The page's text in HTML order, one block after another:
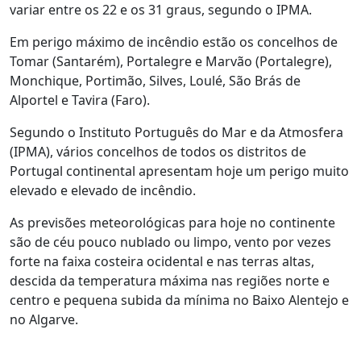
variar entre os 22 e os 31 graus, segundo o IPMA.
Em perigo máximo de incêndio estão os concelhos de
Tomar (Santarém), Portalegre e Marvão (Portalegre),
Monchique, Portimão, Silves, Loulé, São Brás de
Alportel e Tavira (Faro).
Segundo o Instituto Português do Mar e da Atmosfera
(IPMA), vários concelhos de todos os distritos de
Portugal continental apresentam hoje um perigo muito
elevado e elevado de incêndio.
As previsões meteorológicas para hoje no continente
são de céu pouco nublado ou limpo, vento por vezes
forte na faixa costeira ocidental e nas terras altas,
descida da temperatura máxima nas regiões norte e
centro e pequena subida da mínima no Baixo Alentejo e
no Algarve.